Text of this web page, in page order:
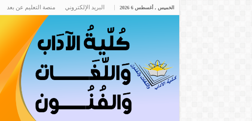
الخميس , أغسطس 6 2026 البريد الإلكتروني منصة التعليم عن بعد